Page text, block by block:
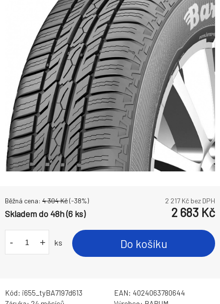
Běžná cena: 4 304Kč(-38%) 2 217 Kč bez DPH
Skladem do 48h (6 ks) 2 683 Kč
- + ks Do košíku
Kód: i655_tyBA7197d613 EAN: 4024063780644